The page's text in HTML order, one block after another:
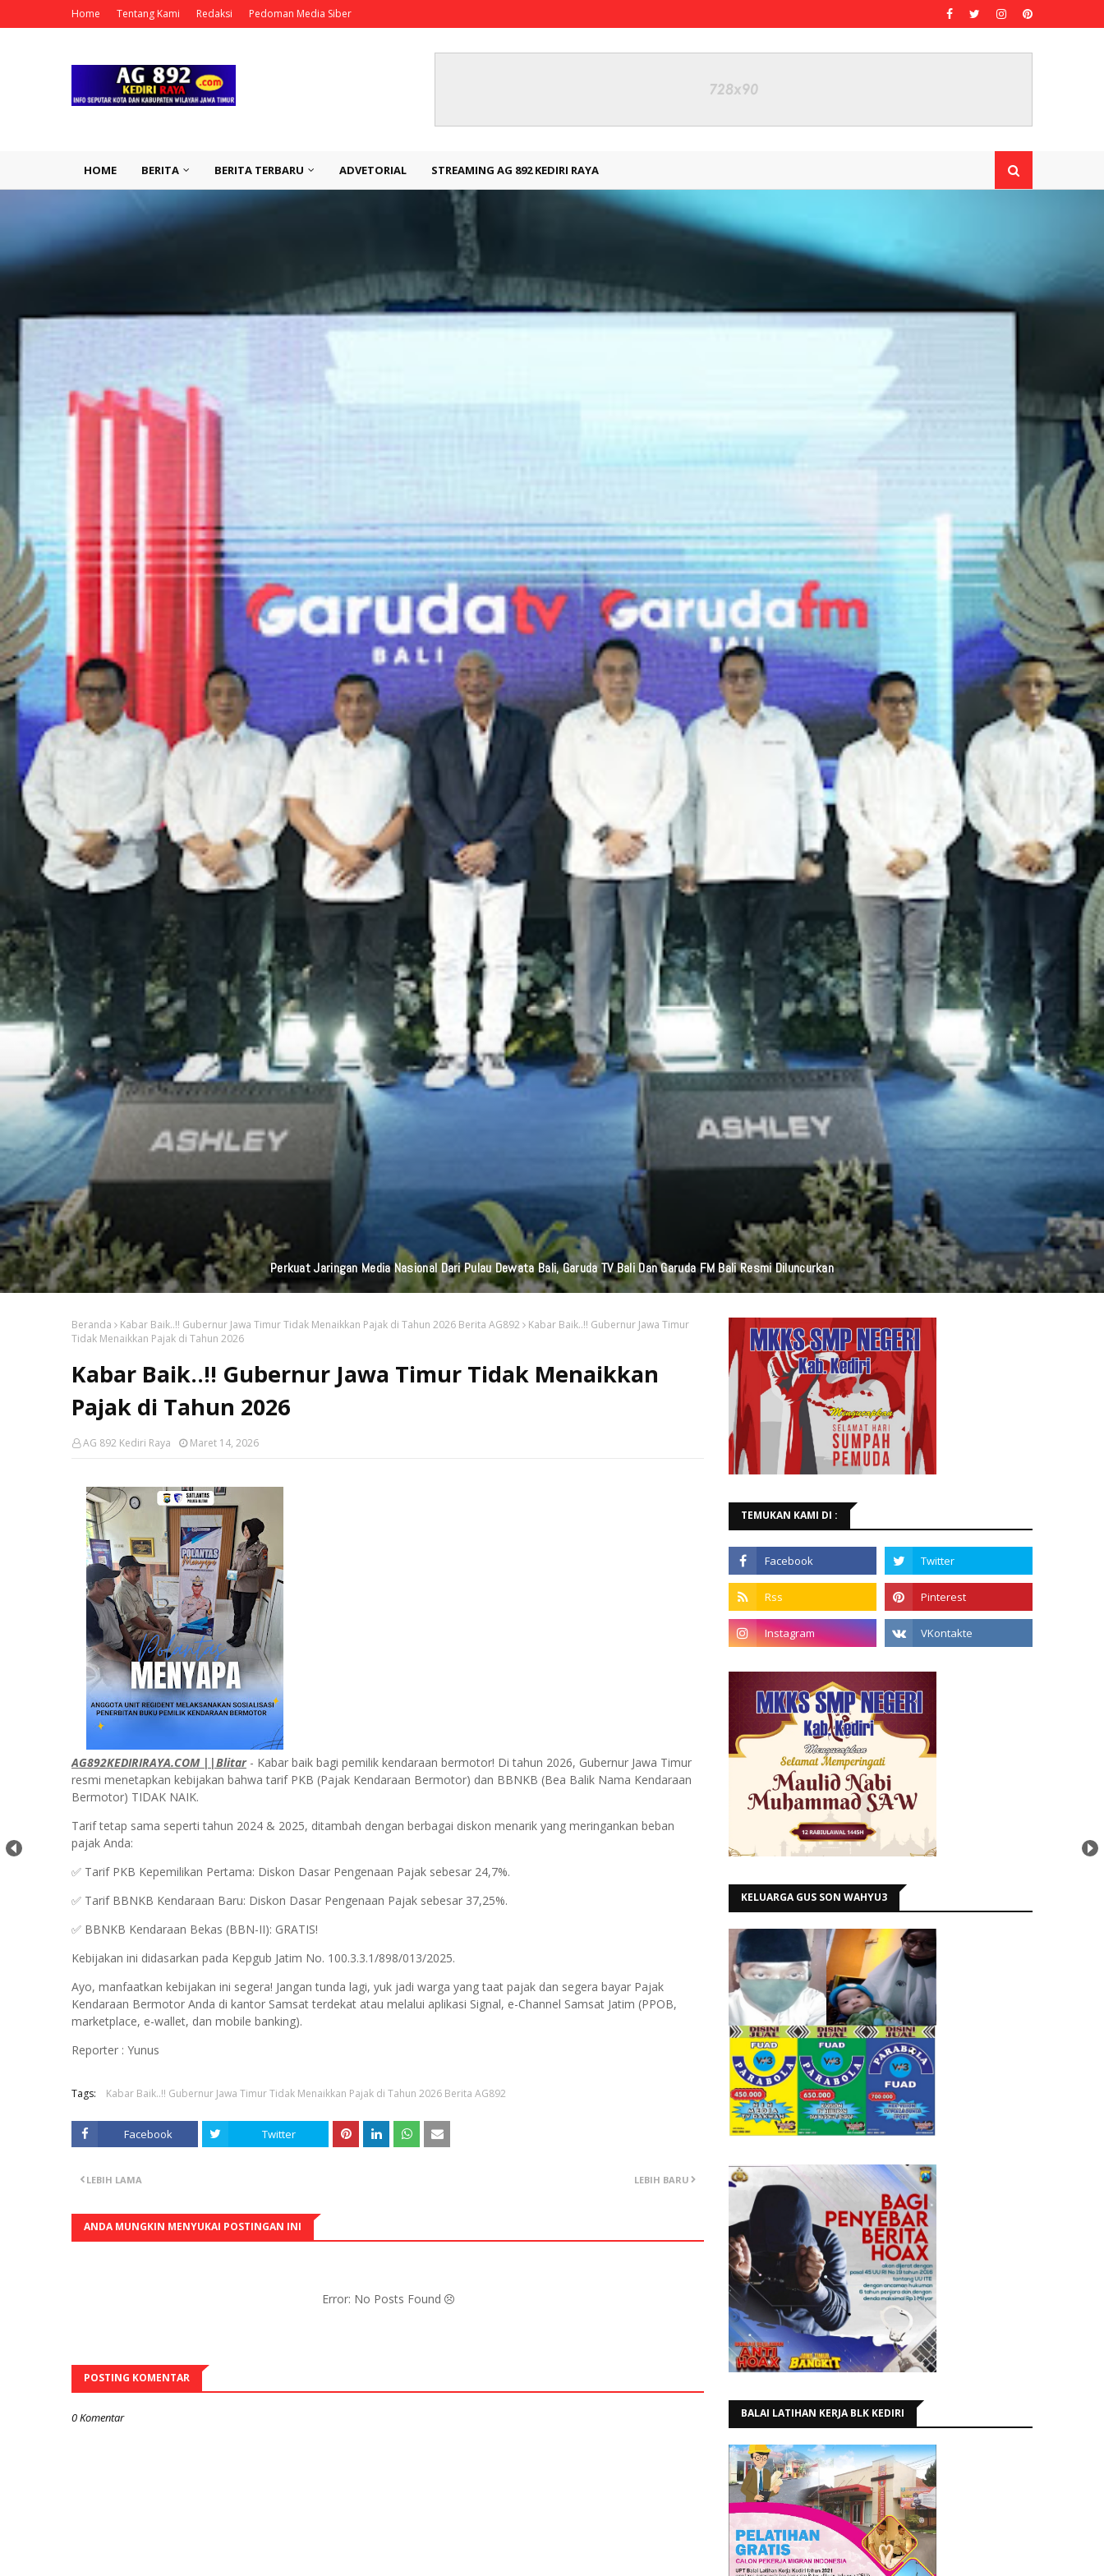
Home Tentang Kami Redaksi Pedoman Media Siber
HOME BERITA BERITA TERBARU ADVETORIAL STREAMING AG 892 KEDIRI RAYA
Pencegahan Stunting, Serma Aminoto Dampingi Nakes Dan Perangkat Desa Tegalrejo
Beranda Kabar Baik..!! Gubernur Jawa Timur Tidak Menaikkan Pajak di Tahun 2026 Berita AG892
Kabar Baik..!! Gubernur Jawa Timur
Tidak Menaikkan Pajak di Tahun 2026
Kabar Baik..!! Gubernur Jawa Timur Tidak Menaikkan
Pajak di Tahun 2026
AG 892 Kediri Raya Maret 14, 2026
AG892KEDIRIRAYA.COM ||Blitar- Kabar baik bagi pemilik kendaraan bermotor! Di tahun 2026, Gubernur Jawa Timur
resmi menetapkan kebijakan bahwa tarif PKB (Pajak Kendaraan Bermotor) dan BBNKB (Bea Balik Nama Kendaraan
Bermotor) TIDAK NAIK.
Tarif tetap sama seperti tahun 2024 & 2025, ditambah dengan berbagai diskon menarik yang meringankan beban
pajak Anda:
✅ Tarif PKB Kepemilikan Pertama: Diskon Dasar Pengenaan Pajak sebesar 24,7%.
✅ Tarif BBNKB Kendaraan Baru: Diskon Dasar Pengenaan Pajak sebesar 37,25%.
✅ BBNKB Kendaraan Bekas (BBN-II): GRATIS!
Kebijakan ini didasarkan pada Kepgub Jatim No. 100.3.3.1/898/013/2025.
Ayo, manfaatkan kebijakan ini segera! Jangan tunda lagi, yuk jadi warga yang taat pajak dan segera bayar Pajak
Kendaraan Bermotor Anda di kantor Samsat terdekat atau melalui aplikasi Signal, e-Channel Samsat Jatim (PPOB,
marketplace, e-wallet, dan mobile banking).
Reporter : Yunus
Tags: Kabar Baik..!! Gubernur Jawa Timur Tidak Menaikkan Pajak di Tahun 2026 Berita AG892
Facebook Twitter
LEBIH BARU
LEBIH LAMA
ANDA MUNGKIN MENYUKAI POSTINGAN INI
Error: No Posts Found
POSTING KOMENTAR
0 Komentar
TEMUKAN KAMI DI :
KELUARGA GUS SON WAHYU3
BALAI LATIHAN KERJA BLK KEDIRI